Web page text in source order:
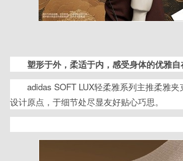
塑形于外，柔适于内，感受身体的优雅自
adidas SOFT LUX轻柔雅系列主推柔雅
设计原点，于细节处尽显友好贴心巧思。